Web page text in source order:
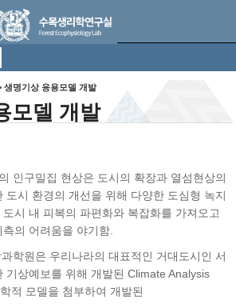
생명기상 응용모델 개발
모델 개발
인구밀집 현상은 도시의 확장과 열섬현상의
도시 환경의 개선을 위해 다양한 도심형 녹지
시 내 피복의 파편화와 복잡화를 가져오고
의 어려움을 야기함.
학원은 우리나라의 대표적인 거대도시인 서
기상예보를 위해 개발된 Climate Analysis
적 모델을 첨부하여 개발된